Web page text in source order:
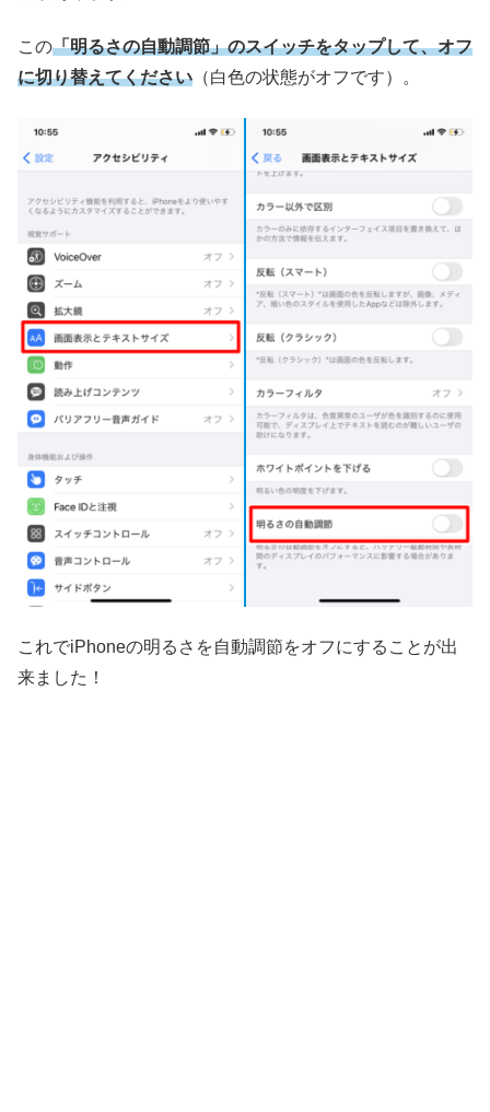
この「明るさの自動調節」のスイッチをタップして、オフ
に切り替えてください （白色の状態がオフです）。
これでiPhoneの明るさを自動調節をオフにすることが出
来ました！